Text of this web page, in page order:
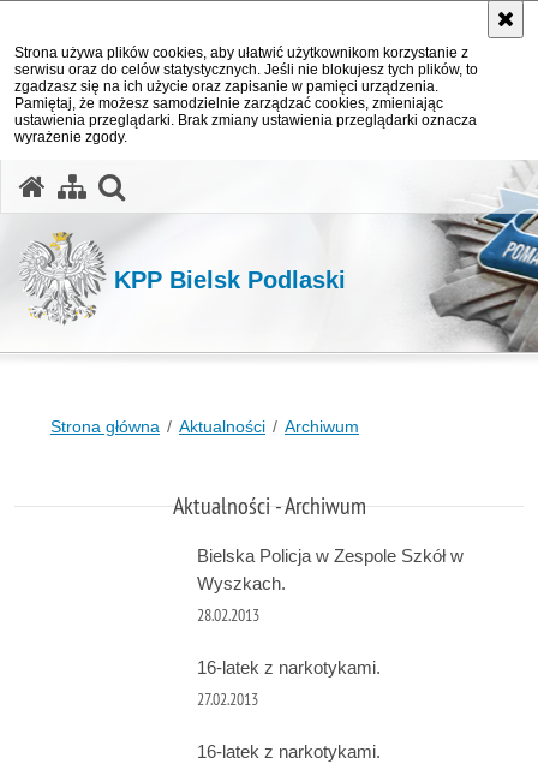
Strona używa plików cookies, aby ułatwić użytkownikom korzystanie z
serwisu oraz do celów statystycznych. Jeśli nie blokujesz tych plików, to
zgadzasz się na ich użycie oraz zapisanie w pamięci urządzenia.
Pamiętaj, że możesz samodzielnie zarządzać cookies, zmieniając
ustawienia przeglądarki. Brak zmiany ustawienia przeglądarki oznacza
wyrażenie zgody.
KPP Bielsk Podlaski
Strona główna Aktualności Archiwum
Aktualności - Archiwum
Bielska Policja w Zespole Szkół w
Wyszkach.
28.02.2013
16-latek z narkotykami.
27.02.2013
16-latek z narkotykami.